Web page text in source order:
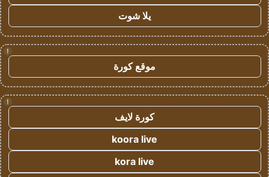
يلا شوت
!
موقع كورة
!
كورة لايف
koora live
kora live